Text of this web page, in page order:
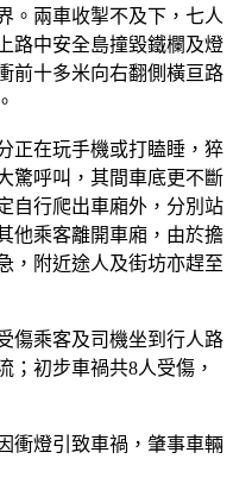
。兩車收掣不及下，七人
路中安全島撞毀鐵欄及燈
前十多米向右翻側橫亘路
正在玩手機或打瞌睡，猝
驚呼叫，其間車底更不斷
自行爬出車廂外，分別站
他乘客離開車廂，由於擔
，附近途人及街坊亦趕至
傷乘客及司機坐到行人路
；初步車禍共8人受傷，
衝燈引致車禍，肇事車輛